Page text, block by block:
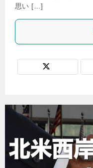
思い […]